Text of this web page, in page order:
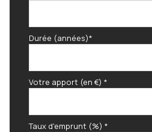
Durée (années)*
Votre apport (en €) *
Taux d'emprunt (%) *